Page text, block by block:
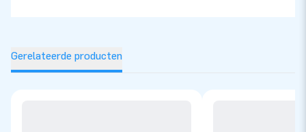
Gerelateerde producten